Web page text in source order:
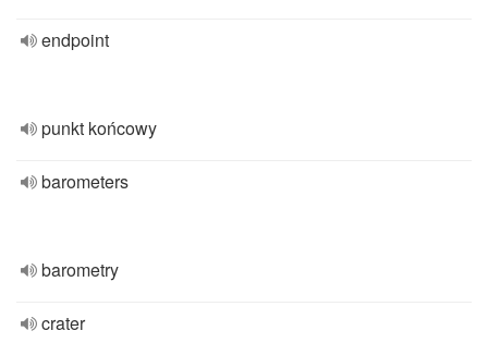
endpoint
punkt końcowy
barometers
barometry
crater